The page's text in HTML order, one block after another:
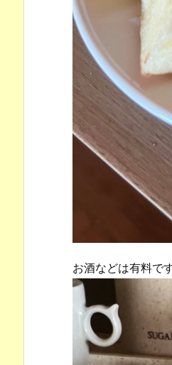
お酒などは有料で